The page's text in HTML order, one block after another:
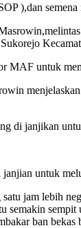
),dan semena
untuk
di janjikan
untuk
jam lebih
ban